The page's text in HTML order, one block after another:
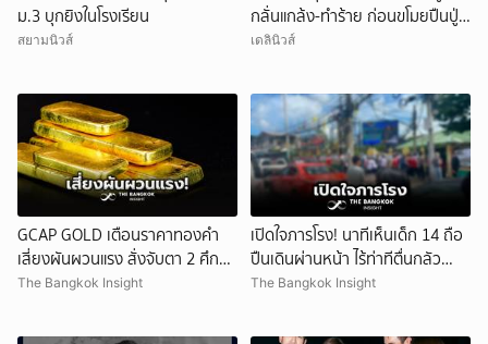
ม.3 บุกยิงในโรงเรียน
สยามนิวส์
กลั่นแกล้ง-ทำร้าย ก่อนขโมยปืนปู่
ก่อเหตุ
เดลินิวส์
GCAP GOLD เตือนราคาทองคำ
เสี่ยงผันผวนแรง สั่งจับตา 2 ศึก
สำคัญ!
The Bangkok Insight
เปิดใจภารโรง! นาทีเห็นเด็ก 14 ถือ
ปืนเดินผ่านหน้า ไร้ท่าทีตื่นกลัว
ก่อนหลบตำรวจขึ้นอีกอาคาร
The Bangkok Insight
ยกเลิก